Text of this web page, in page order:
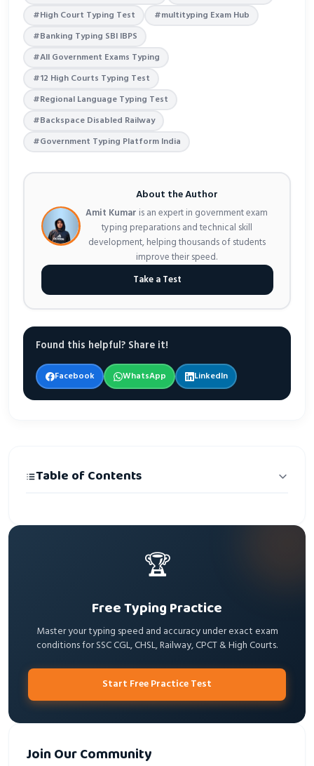
#High Court Typing Test
#multityping Exam Hub
#Banking Typing SBI IBPS
#All Government Exams Typing
#12 High Courts Typing Test
#Regional Language Typing Test
#Backspace Disabled Railway
#Government Typing Platform India
About the Author
Amit Kumar is an expert in government exam
typing preparations and technical skill
development, helping thousands of students
improve their speed.
Take a Test
Found this helpful? Share it!
Facebook WhatsApp LinkedIn
Table of Contents
🏆
Free Typing Practice
Master your typing speed and accuracy under exact exam
conditions for SSC CGL, CHSL, Railway, CPCT & High Courts.
Start Free Practice Test
Join Our Community